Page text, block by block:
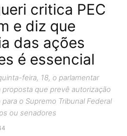
critica PEC
e diz que
das ações
é essencial
feira, 18, o parlamentar
que prevê autorização
o Supremo Tribunal Federal
ou senadores